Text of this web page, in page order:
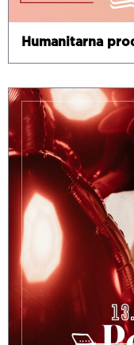
Humanitarna